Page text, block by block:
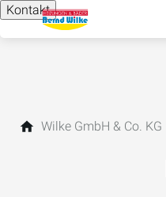
Kontakt
Wilke GmbH & Co. KG